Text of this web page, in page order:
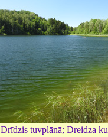
Drīdzis tuvplānā; Dreidza